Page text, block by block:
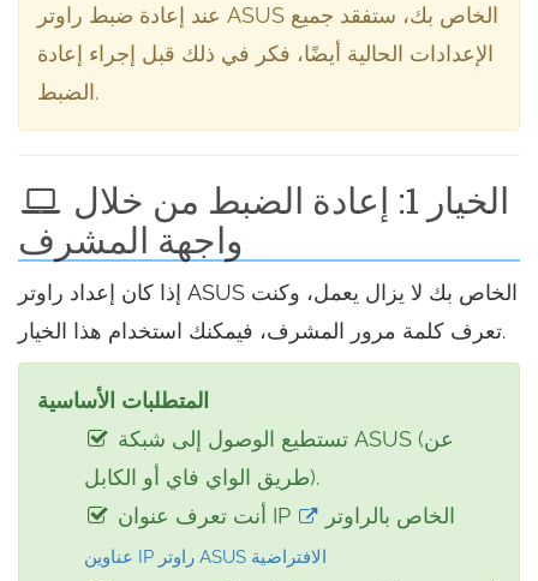
عند إعادة ضبط راوتر ASUS الخاص بك، ستفقد جميع
الإعدادات الحالية أيضًا، فكر في ذلك قبل إجراء إعادة
الضبط.
واجهة المشرف
إذا كان إعداد راوتر ASUS الخاص بك لا يزال يعمل، وكنت
تعرف كلمة مرور المشرف، فيمكنك استخدام هذا الخيار.
المتطلبات الأساسية
طريق الواي فاي أو الكابل).
أنت تعرف عنوان IP الخاص بالراوتر
عناوين IP راوتر ASUS الافتراضية